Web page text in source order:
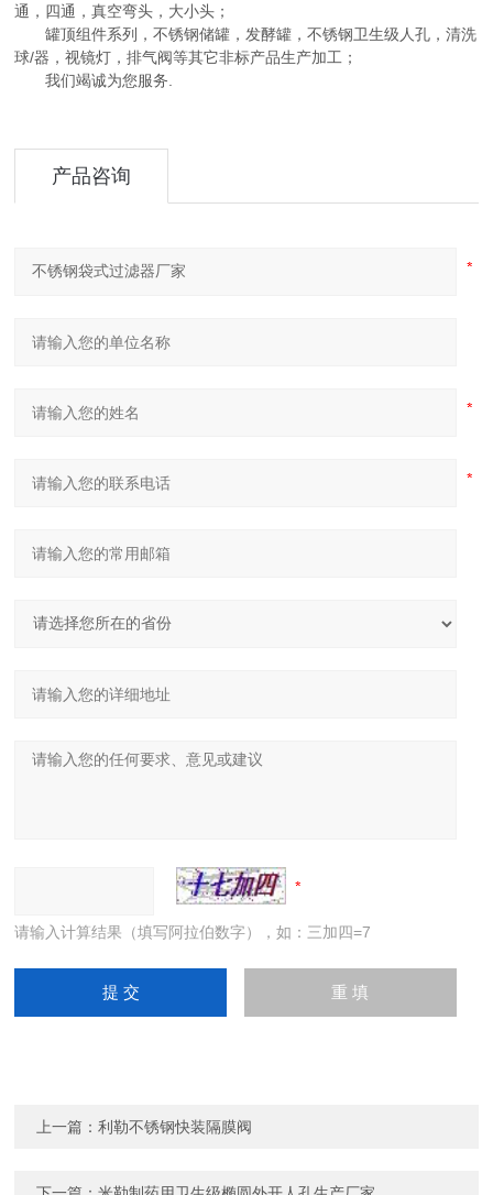
通，四通，真空弯头，大小头；
罐顶组件系列，不锈钢储罐，发酵罐，不锈钢卫生级人孔，清洗
球/器，视镜灯，排气阀等其它非标产品生产加工；
我们竭诚为您服务.
产品咨询
请输入计算结果（填写阿拉伯数字），如：三加四=7
上一篇：利勒不锈钢快装隔膜阀